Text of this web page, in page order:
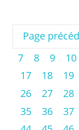
Page
7
8 9 10
17
18 19
26
27 28
35
36 37